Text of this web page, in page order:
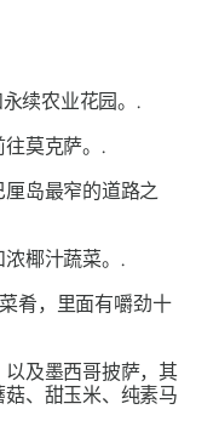
续农业花园。.
莫克萨。.
岛最窄的道路之
椰汁蔬菜。.
肴，里面有嚼劲十
及墨西哥披萨，其
、甜玉米、纯素马